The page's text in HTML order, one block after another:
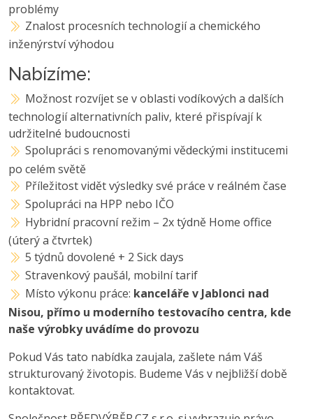
problémy
Znalost procesních technologií a chemického
inženýrství výhodou
Nabízíme:
Možnost rozvíjet se v oblasti vodíkových a dalších
technologií alternativních paliv, které přispívají k
udržitelné budoucnosti
Spolupráci s renomovanými vědeckými institucemi
po celém světě
Příležitost vidět výsledky své práce v reálném čase
Spolupráci na HPP nebo IČO
Hybridní pracovní režim – 2x týdně Home office
(úterý a čtvrtek)
5 týdnů dovolené + 2 Sick days
Stravenkový paušál, mobilní tarif
Místo výkonu práce: kanceláře v Jablonci nad
Nisou, přímo u moderního testovacího centra, kde
naše výrobky uvádíme do provozu
Pokud Vás tato nabídka zaujala, zašlete nám Váš
strukturovaný životopis. Budeme Vás v nejbližší době
kontaktovat.